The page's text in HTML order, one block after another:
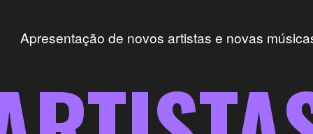
Apresentação de novos artistas e novas